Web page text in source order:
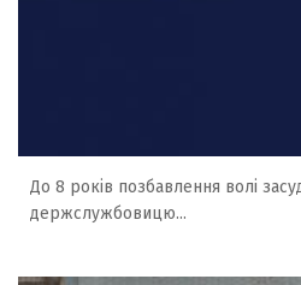
До 8 років позбавлення волі
держслужбовицю...